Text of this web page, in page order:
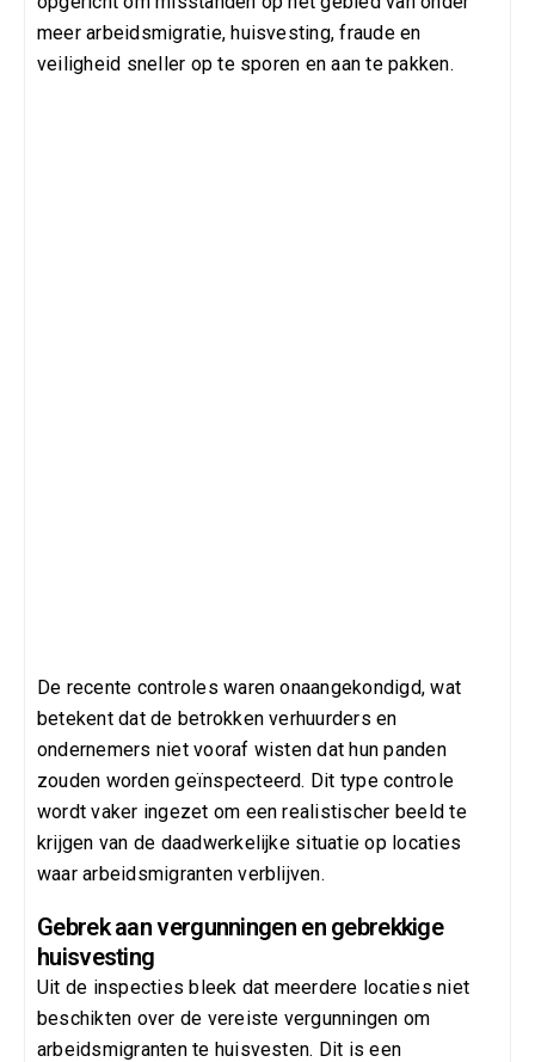
meer arbeidsmigratie, huisvesting, fraude en
veiligheid sneller op te sporen en aan te pakken.
De recente controles waren onaangekondigd, wat
betekent dat de betrokken verhuurders en
ondernemers niet vooraf wisten dat hun panden
zouden worden geïnspecteerd. Dit type controle
wordt vaker ingezet om een realistischer beeld te
krijgen van de daadwerkelijke situatie op locaties
waar arbeidsmigranten verblijven.
Gebrek aan vergunningen en gebrekkige
huisvesting
Uit de inspecties bleek dat meerdere locaties niet
beschikten over de vereiste vergunningen om
arbeidsmigranten te huisvesten. Dit is een